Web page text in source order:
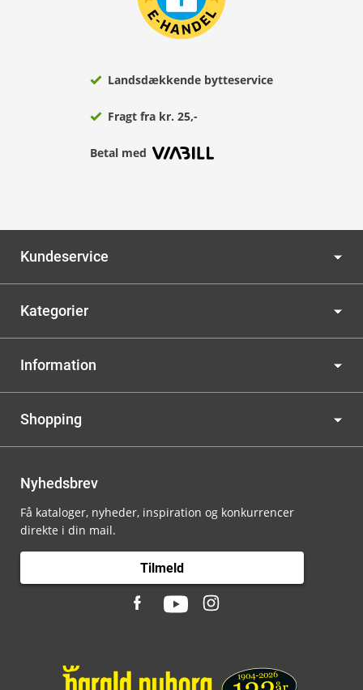
Landsdækkende bytteservice
Fragt fra kr. 25,-
Betal med
Kundeservice
Kategorier
Information
Shopping
Nyhedsbrev
Få kataloger, nyheder, inspiration og konkurrencer
direkte i din mail.
Tilmeld